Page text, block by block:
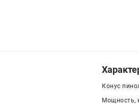
Конус
Мощность,